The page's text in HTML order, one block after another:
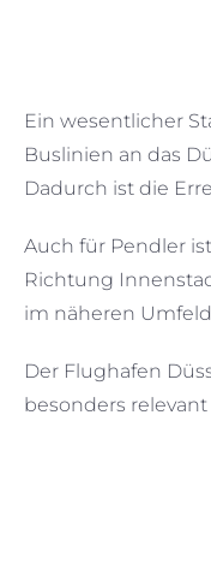
Ein wesentlicher
Buslinien an das
Dadurch ist die
Auch für Pendler
Richtung
im näheren
Der Flughafen
besonders